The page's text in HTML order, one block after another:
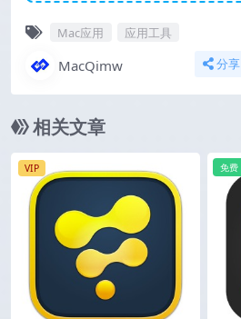
Mac应用 应用工具
MacQimw 分享
相关文章
VIP 免费